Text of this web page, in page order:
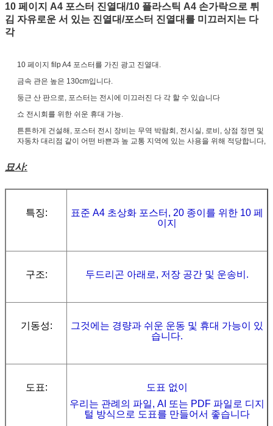
10 페이지 A4 포스터 진열대/10 플라스틱 A4 손가락으로 튀
김 자유로운 서 있는 진열대/포스터 진열대를 미끄러지는 다
각
10 페이지 filp A4 포스터를 가진 광고 진열대.
금속 관은 높은 130cm입니다.
둥근 산 판으로, 포스터는 전시에 미끄러진 다 각 할 수 있습니다
쇼 전시회를 위한 쉬운 휴대 가능.
튼튼하게 건설해, 포스터 전시 장비는 무역 박람회, 전시실, 로비, 상점 정면 및
자동차 대리점 같이 어떤 바쁜과 높 교통 지역에 있는 사용을 위해 적당합니다,
묘사:
특징:
표준 A4 초상화 포스터, 20 종이를 위한 10 페
이지
구조: 두드리곤 아래로, 저장 공간 및 운송비.
기동성:
그것에는 경량과 쉬운 운동 및 휴대 가능이 있
습니다.
도표:
도표 없이
우리는 관례의 파일, AI 또는 PDF 파일로 디지
털 방식으로 도표를 만들어서 좋습니다